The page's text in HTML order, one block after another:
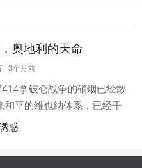
奥地利的天命
3个月前
拿破仑战争的硝烟已经散
和平的维也纳体系，已经千
的和平表象之下，则是暗
，呛人的黑烟让人难以呼
惑